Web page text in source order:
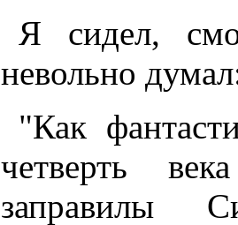
Я сидел,
невольно
"Как
четверть
заправилы